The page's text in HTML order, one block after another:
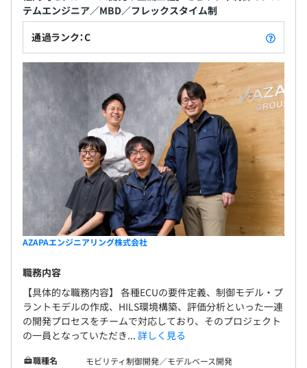
テムエンジニア／MBD／フレックスタイム制
通過ランク：C
AZAPAエンジニアリング株式会社
職務内容
【具体的な職務内容】 各種ECUの要件定義、制御モデル・プ
ラントモデルの作成、HILS環境構築、評価分析といった一連
の開発プロセスをチームで対応しており、そのプロジェクト
の一員となっていただき... 詳しく見る
職種名
モビリティ制御開発／モデルベース開発